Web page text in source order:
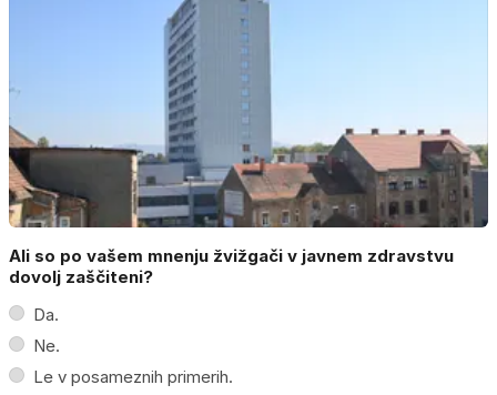
Ali so po vašem mnenju žvižgači v javnem zdravstvu
dovolj zaščiteni?
Da.
Ne.
Le v posameznih primerih.